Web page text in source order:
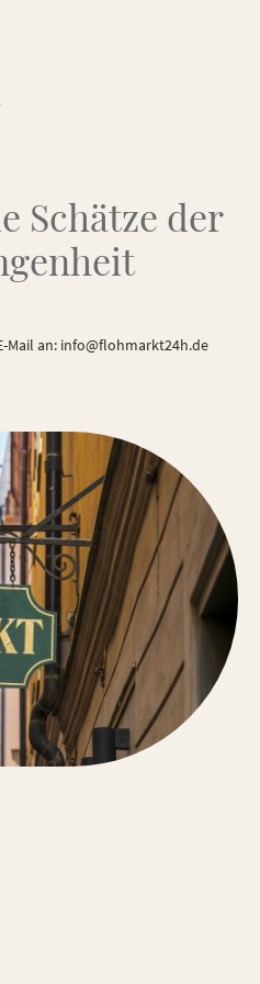
Schätze der
Mail an: info@flohmarkt24h.de